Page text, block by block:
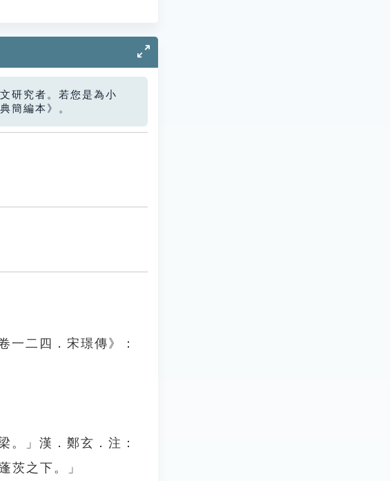
研究者。若您是為小
簡編本》。
一二四．宋璟傳》：
。」漢．鄭玄．注：
茨之下。」